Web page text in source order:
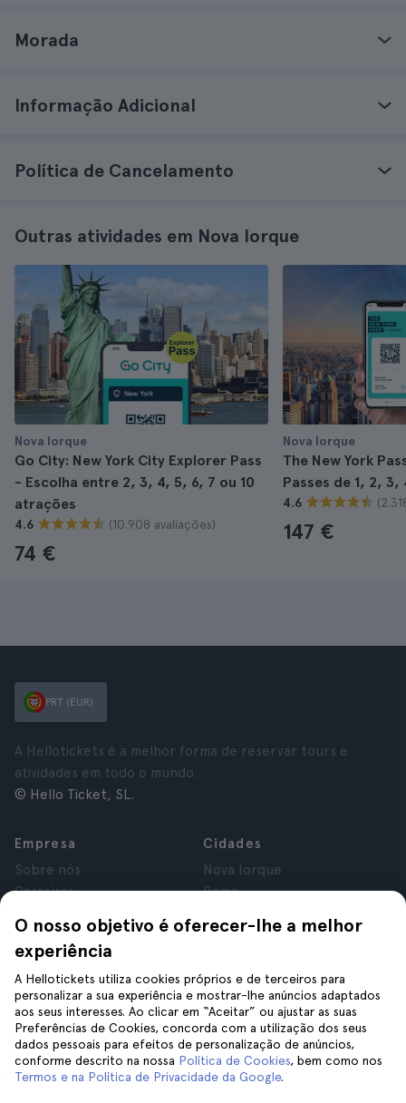
Morada
Informação Adicional
Política de Cancelamento
Outras atividades em Nova Iorque
Nova Iorque
Go City: New York City Explorer Pass
- Escolha entre 2, 3, 4, 5, 6, 7 ou 10
atrações
4.6 (10.908 avaliações)
74 €
Nova Iorque
The New York
Passes de 1, 2,
4.6
147 €
O nosso objetivo é oferecer-lhe a melhor
experiência
A Hellotickets utiliza cookies próprios e de terceiros para
personalizar a sua experiência e mostrar-lhe anúncios adaptados
aos seus interesses. Ao clicar em “Aceitar” ou ajustar as suas
Preferências de Cookies, concorda com a utilização dos seus
dados pessoais para efeitos de personalização de anúncios,
conforme descrito na nossa Política de Cookies, bem como nos
Termos e na Política de Privacidade da Google.
PRT (EUR)
A Hellotickets é a melhor forma de reservar tours e
atividades em todo o mundo.
© Hello Ticket, SL.
Empresa
Sobre nós
Carreiras
Avaliações
Privacidade
Termos e Condições
Aviso Legal
Cookies
Cidades
Nova Iorque
Roma
Londres
Cracóvia
Tenerife
Ajuda
Siga-nos